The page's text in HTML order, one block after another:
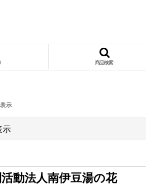
商品検索
示
示
動法人南伊豆湯の花